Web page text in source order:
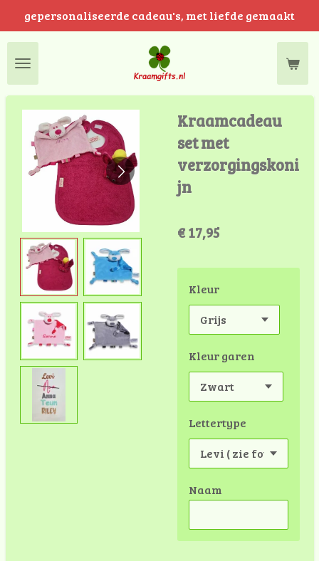
naar
hoofdinhoud
gepersonaliseerde cadeau's, met liefde gemaakt
Kraamcadeau
set met
verzorgingskoni
jn
€ 17,95
Kleur
Kleur garen
Lettertype
Naam